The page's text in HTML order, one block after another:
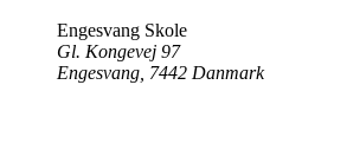
Engesvang Skole
Gl. Kongevej 97
Engesvang 7442 Danmark